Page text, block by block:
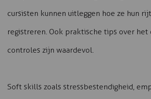
cursisten kunnen uitleggen hoe ze hun
registreren. Ook praktische tips over het
controles zijn waardevol.
Soft skills zoals stressbestendigheid,